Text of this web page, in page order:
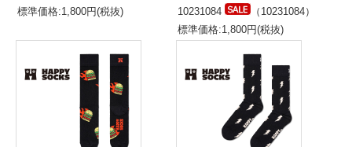
標準価格:1,800円(税抜)
10231084
（10231084）
標準価格:1,800円(税抜)